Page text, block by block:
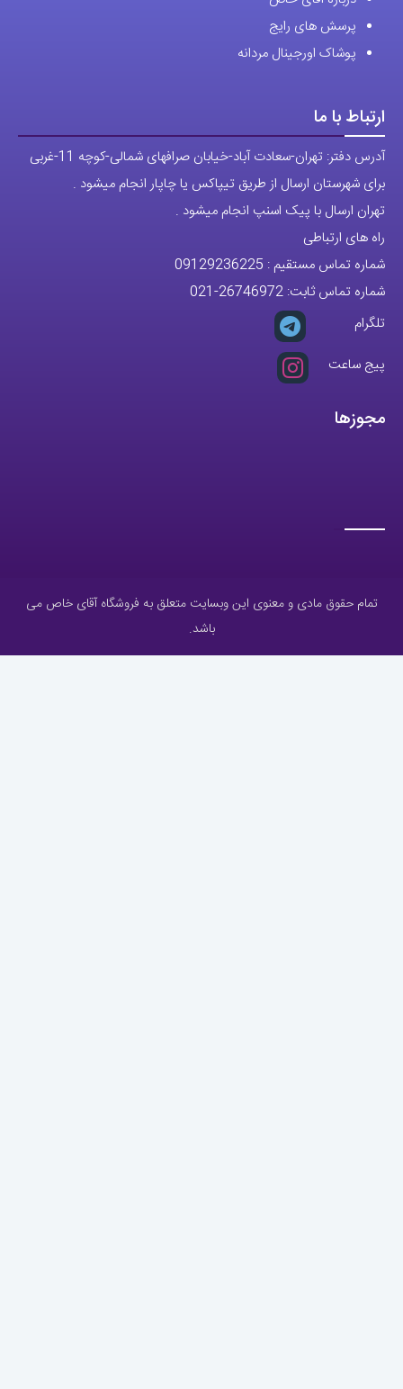
پرسش های رایج
پوشاک اورجینال مردانه
ارتباط با ما
آدرس دفتر: تهران-سعادت آباد-خیابان صرافهای شمالی-کوچه 11-غربی
برای شهرستان ارسال از طریق تیپاکس یا چاپار انجام میشود .
تهران ارسال با پیک اسنپ انجام میشود .
راه های ارتباطی
شماره تماس مستقیم : 09129236225
شماره تماس ثابت: 26746972
-021
تلگرام
پیج ساعت
مجوزها
تمام حقوق مادی و معنوی این وبسایت متعلق به فروشگاه آقای خاص می
باشد.